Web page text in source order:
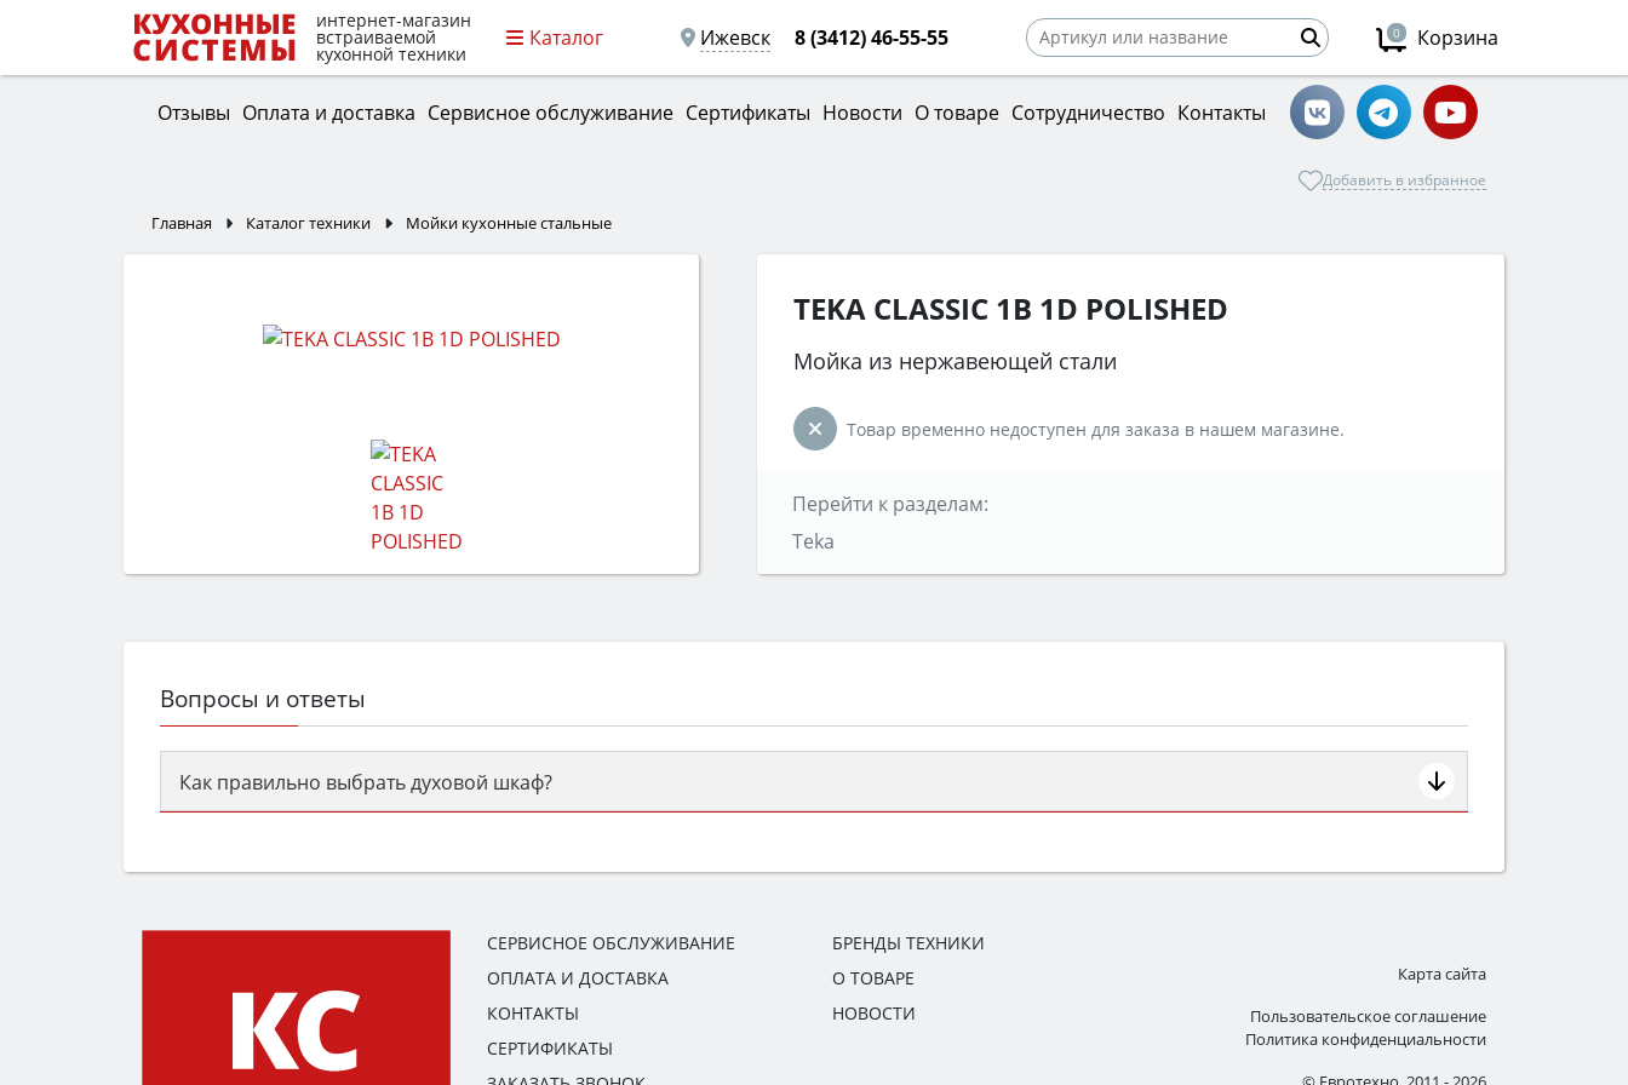
интернет-магазин
встраиваемой
кухонной техники
Каталог Ижевск 8 (3412) 46-55-55 0 Корзина
Отзывы Оплата и доставка Сервисное обслуживание Сертификаты Новости О товаре Сотрудничество Контакты
Добавить в избранное
Главная Каталог техники Мойки кухонные стальные
TEKA CLASSIC 1B 1D POLISHED
Мойка из нержавеющей стали
Товар временно недоступен для заказа в нашем магазине.
Перейти к разделам:
Teka
Вопросы и ответы
Как правильно выбрать духовой шкаф?
семьи, класс энергопотребления не ниже A и нужные функции (конвекция, гриль, самоочистка, защита от детей).
СЕРВИСНОЕ ОБСЛУЖИВАНИЕ
ОПЛАТА И ДОСТАВКА
КОНТАКТЫ
СЕРТИФИКАТЫ
БРЕНДЫ ТЕХНИКИ
О ТОВАРЕ
НОВОСТИ
Карта сайта
Пользовательское соглашение
Политика конфиденциальности